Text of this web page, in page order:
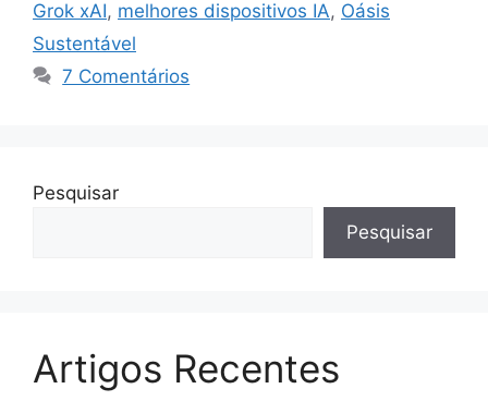
Grok xAI, melhores dispositivos IA, Oásis
Sustentável
7 Comentários
Pesquisar
Pesquisar
Artigos Recentes